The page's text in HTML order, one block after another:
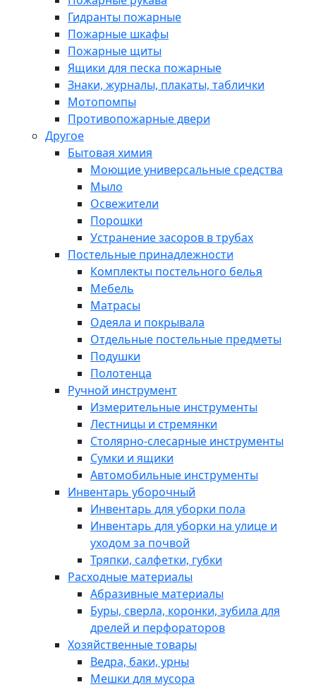
Гидранты пожарные
Пожарные шкафы
Пожарные щиты
Ящики для песка пожарные
Знаки, журналы, плакаты, таблички
Мотопомпы
Противопожарные двери
Другое
Бытовая химия
Моющие универсальные средства
Мыло
Освежители
Порошки
Устранение засоров в трубах
Постельные принадлежности
Комплекты постельного белья
Мебель
Матрасы
Одеяла и покрывала
Отдельные постельные предметы
Подушки
Полотенца
Ручной инструмент
Измерительные инструменты
Лестницы и стремянки
Столярно-слесарные инструменты
Сумки и ящики
Автомобильные инструменты
Инвентарь уборочный
Инвентарь для уборки пола
Инвентарь для уборки на улице и
уходом за почвой
Тряпки, салфетки, губки
Расходные материалы
Абразивные материалы
Буры, сверла, коронки, зубила для
дрелей и перфораторов
Хозяйственные товары
Ведра, баки, урны
Мешки для мусора